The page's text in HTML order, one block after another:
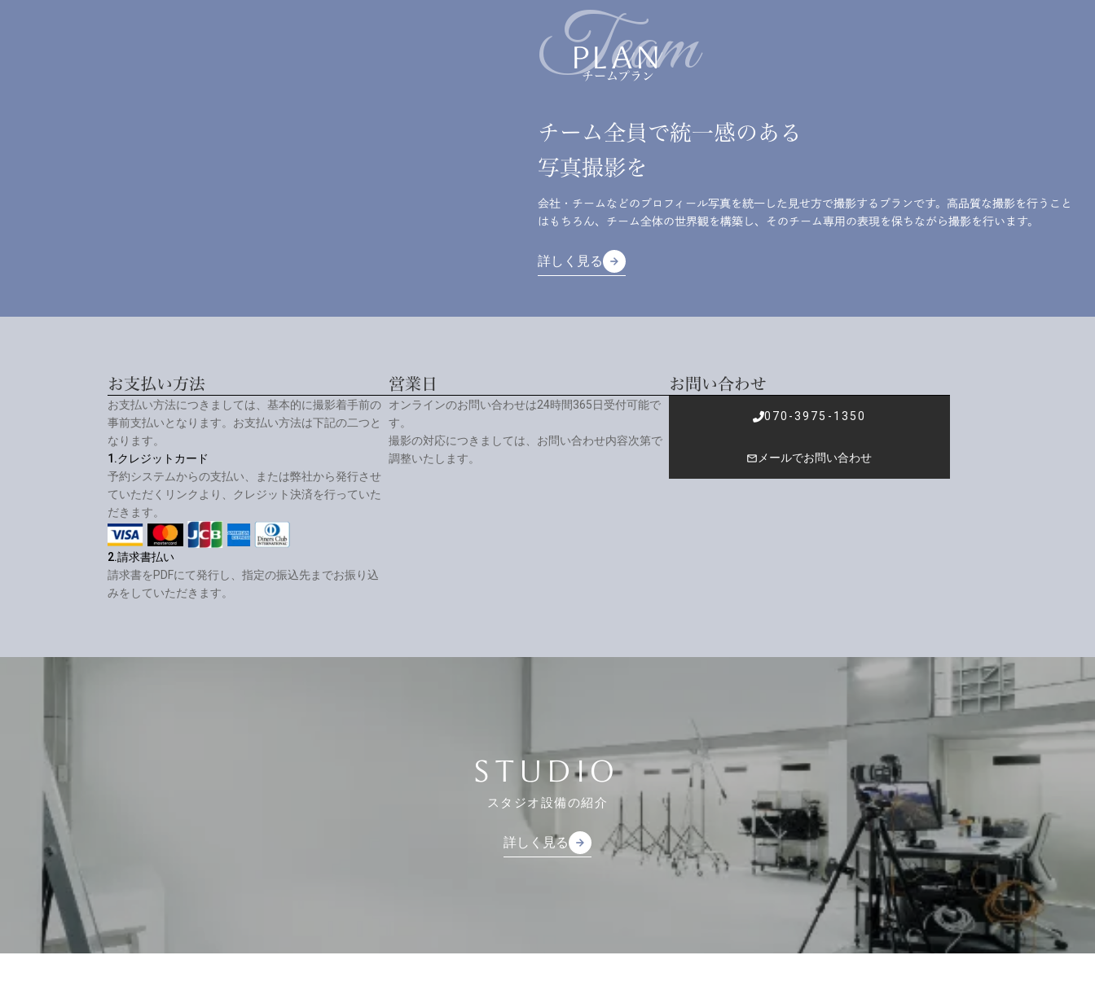
Team
PLAN
チームプラン
チーム全員で統一感のある
写真撮影を
会社・チームなどのプロフィール写真を統一した見せ方で撮影するプランです。高品質な撮影を行うこと
はもちろん、チーム全体の世界観を構築し、そのチーム専用の表現を保ちながら撮影を行います。
詳しく見る
詳しく見る
arrow_forward
arrow_forward
お支払い方法
お支払い方法につきましては、基本的に撮影着手前の
事前支払いとなります。お支払い方法は下記の二つと
なります。
1.クレジットカード
予約システムからの支払い、または弊社から発行させ
ていただくリンクより、クレジット決済を行っていた
だきます。
2.請求書払い
請求書をPDFにて発行し、指定の振込先までお振り込
みをしていただきます。
営業日
オンラインのお問い合わせは24時間365日受付可能で
す。
撮影の対応につきましては、お問い合わせ内容次第で
調整いたします。
お問い合わせ
070-3975-1350
mail_outline メールでお問い合わせ
STUDIO
スタジオ設備の紹介
詳しく見る
詳しく見る
arrow_forward
arrow_forward